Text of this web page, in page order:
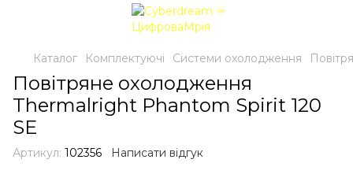
Каталог Комплектуючі Системи охолодження
Повітряне охолодження
Thermalright Phantom Spirit 120
SE
Артикул: 102356 Написати відгук